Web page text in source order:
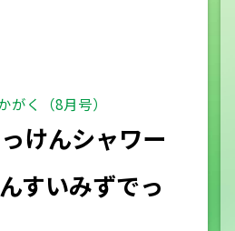
がく（8月号）
けんシャワー
すいみずでっ